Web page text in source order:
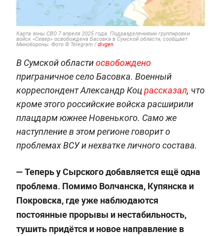
Карта зоны СВО 7 апреля 2025 года. Подразделениями группировки
войск «Север» освобождена Басовка в Сумской области, сообщает
Минобороны. Фото © Telegram /divgen
В Сумской областиосвобождено
приграничное село Басовка. Военный
корреспондент Александр Коцрассказал, что
кроме этого российские войска расширили
плацдарм южнее Новенького. Само же
наступление в этом регионе говорит о
проблемах ВСУ и нехватке личного состава.
— Теперь у Сырского добавляется ещё одна
проблема. Помимо Волчанска, Купянска и
Покровска, где уже наблюдаются
постоянные прорывы и нестабильность,
тушить придётся и новое направление в